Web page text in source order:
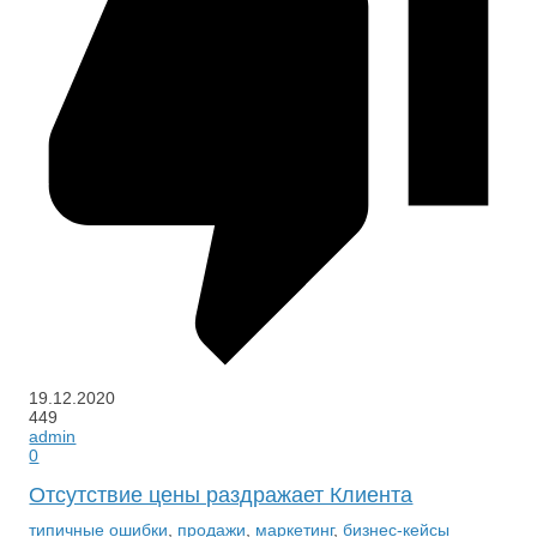
19.12.2020
449
admin
0
Отсутствие цены раздражает Клиента
типичные ошибки продажи маркетинг,бизнес-кейсы